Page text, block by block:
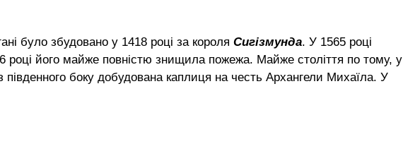
було збудовано у 1418 році за короля Сигізмунда. У 1565 році
його майже повністю знищила пожежа. Майже століття по тому, у
південного боку добудована каплиця на честь Архангели Михаїла. У